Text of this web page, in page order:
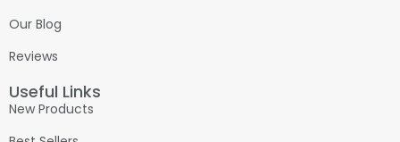
Our Blog
Reviews
Useful Links
New Products